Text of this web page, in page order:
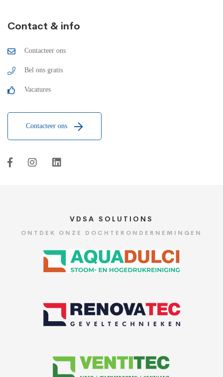
Contact & info
Contacteer ons
Bel ons gratis
Vacatures
Contacteer ons
VDSA SOLUTIONS
ONTDEK ONZE DOCHTERONDERNEMINGEN